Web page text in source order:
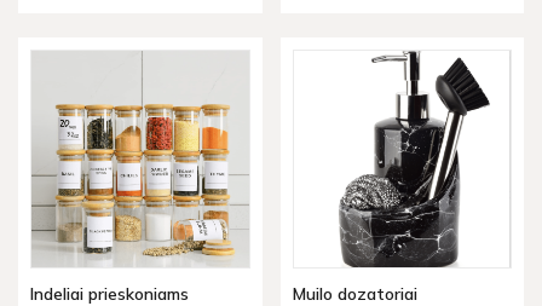
Indeliai prieskoniams Muilo dozatoriai